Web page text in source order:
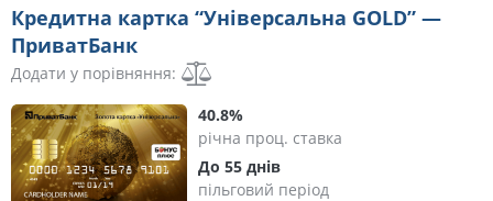
Кредитна картка “Універсальна GOLD” —
ПриватБанк
Додати у порівняння:
40.8%
річна проц. ставка
До 55 днів
пільговий період